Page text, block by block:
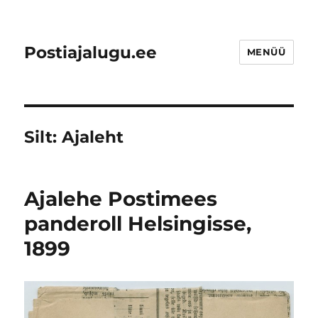
Postiajalugu.ee MENÜÜ
Silt:Ajaleht
Ajalehe Postimees
panderoll Helsingisse,
1899